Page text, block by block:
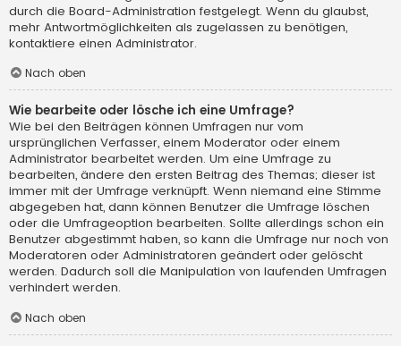
durch die Board-Administration festgelegt. Wenn du glaubst,
mehr Antwortmöglichkeiten als zugelassen zu benötigen,
kontaktiere einen Administrator.
Nach oben
Wie bearbeite oder lösche ich eine Umfrage?
Wie bei den Beiträgen können Umfragen nur vom
ursprünglichen Verfasser, einem Moderator oder einem
Administrator bearbeitet werden. Um eine Umfrage zu
bearbeiten, ändere den ersten Beitrag des Themas; dieser ist
immer mit der Umfrage verknüpft. Wenn niemand eine Stimme
abgegeben hat, dann können Benutzer die Umfrage löschen
oder die Umfrageoption bearbeiten. Sollte allerdings schon ein
Benutzer abgestimmt haben, so kann die Umfrage nur noch von
Moderatoren oder Administratoren geändert oder gelöscht
werden. Dadurch soll die Manipulation von laufenden Umfragen
verhindert werden.
Nach oben